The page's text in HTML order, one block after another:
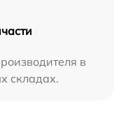
в
складах.